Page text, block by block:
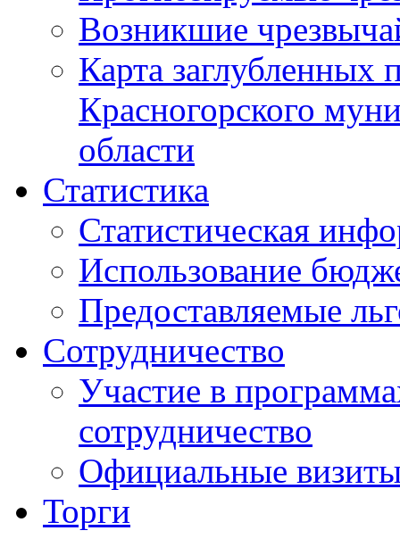
Возникшие
Карта
Красногорского
области
Статистика
Статистическая
Использование
Предоставляемые
Сотрудничество
Участие в
сотрудничество
Официальные
Торги